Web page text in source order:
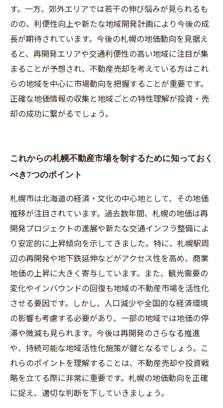
す。一方、郊外エリアでは若干の伸び悩みが見られるも
のの、利便性向上や新たな地域開発計画により今後の成
長が期待されています。今後の札幌の地価動向を見据え
ると、再開発エリアや交通利便性の高い地域に注目が集
まることが予想され、不動産売却を考えている方はこれ
らの地域を中心に市場動向を把握することが重要です。
正確な地価情報の収集と地域ごとの特性理解が投資・売
却の成功に繋がるでしょう。
これからの札幌不動産市場を制するために知っておく
べき7つのポイント
札幌市は北海道の経済・文化の中心地として、その地価
推移が注目されています。過去数年間、札幌の地価は再
開発プロジェクトの進展や新たな交通インフラ整備によ
り安定的に上昇傾向を示してきました。特に、札幌駅周
辺の再開発や地下鉄延伸などがアクセス性を高め、商業
地価の上昇に大きく寄与しています。また、観光需要の
変化やインバウンドの回復も地域の不動産市場を活性化
させる要因です。しかし、人口減少や全国的な経済環境
の影響も考慮する必要があり、一部の地域では地価の停
滞や微減も見られます。今後は再開発のさらなる推進
や、持続可能な地域活性化施策が鍵となるでしょう。こ
れらのポイントを理解することは、不動産売却や投資戦
略を立てる際に非常に重要です。札幌の地価動向を正確
に捉え、適切な判断を下していきましょう。